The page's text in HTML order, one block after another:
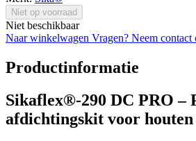
Niet op voorraad
Niet beschikbaar
Naar winkelwagen Vragen? Neem contact
Productinformatie
Sikaflex®-290 DC PRO –
afdichtingskit voor houten